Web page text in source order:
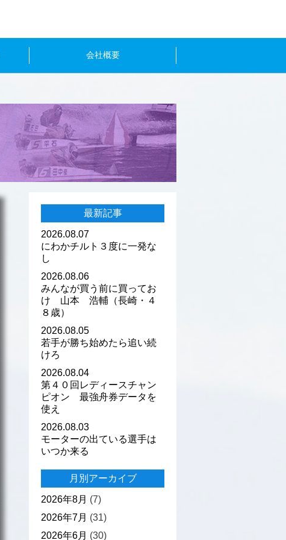
会社概要
最新記事
2026.08.07
にわかチルト３度に一発な
し
2026.08.06
みんなが買う前に買ってお
け 山本 浩輔（長崎・４
８歳）
2026.08.05
若手が勝ち始めたら追い続
けろ
2026.08.04
第４０回レディースチャン
ピオン 最強舟券データを
使え
2026.08.03
モーターの出ている選手は
いつか来る
月別アーカイブ
2026年8月 (7)
2026年7月 (31)
2026年6月 (30)